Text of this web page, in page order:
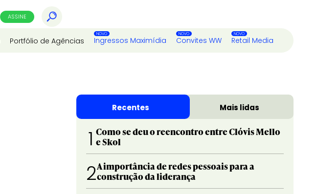
ASSINE
Portfólio de Agências Ingressos Maximídia Convites WW Retail Media
Recentes Mais lidas
1 Como se deu o reencontro entre Clóvis Mello
e Skol
2A importância de redes pessoais para a
construção da liderança